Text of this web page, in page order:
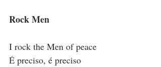
Rock Men
I rock the Men of peace
É preciso, é preciso